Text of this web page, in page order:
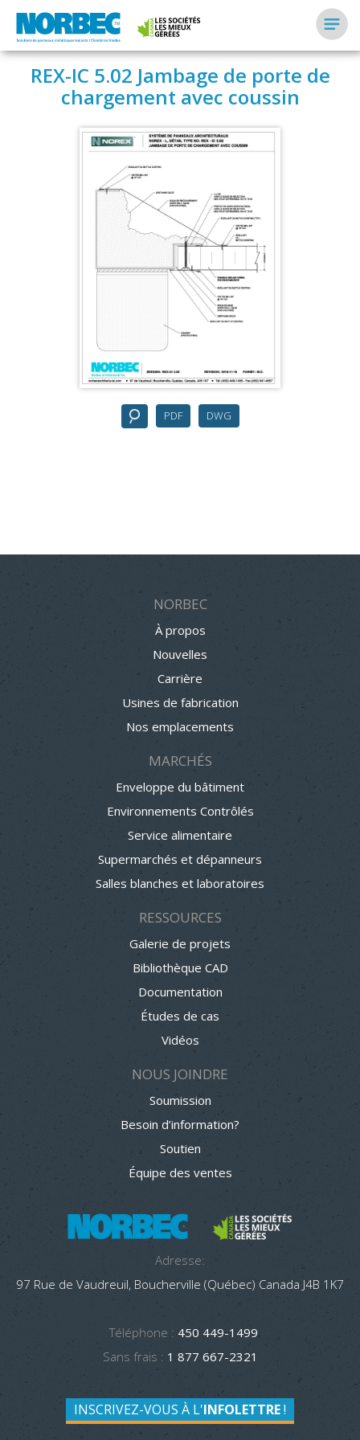
REX-IC 5.02 Jambage de porte de
chargement avec coussin
PDF DWG
NORBEC
À propos
Nouvelles
Carrière
Usines de fabrication
Nos emplacements
MARCHÉS
Enveloppe du bâtiment
Environnements Contrôlés
Service alimentaire
Supermarchés et dépanneurs
Salles blanches et laboratoires
RESSOURCES
Galerie de projets
Bibliothèque CAD
Documentation
Études de cas
Vidéos
NOUS JOINDRE
Soumission
Besoin d’information?
Soutien
Équipe des ventes
Adresse:
97 Rue de Vaudreuil, Boucherville (Québec) Canada J4B 1K7
Téléphone : 450 449-1499
Sans frais : 1 877 667-2321
INSCRIVEZ-VOUS À L'INFOLETTRE!